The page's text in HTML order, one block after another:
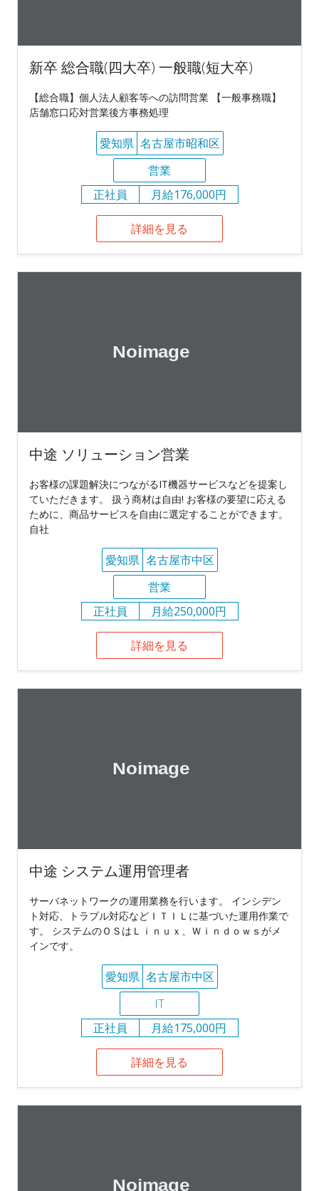
新卒 総合職(四大卒) 一般職(短大卒)
【総合職】個人法人顧客等への訪問営業 【一般事務職】
店舗窓口応対営業後方事務処理
愛知県 名古屋市昭和区
営業
正社員
月給176,000円
詳細を見る
中途 ソリューション営業
お客様の課題解決につながるIT機器サービスなどを提案し
ていただきます。 扱う商材は自由! お客様の要望に応える
ために、商品サービスを自由に選定することができます。
自社
愛知県 名古屋市中区
営業
正社員
月給250,000円
詳細を見る
中途 システム運用管理者
サーバネットワークの運用業務を行います。 インシデン
ト対応、トラブル対応などＩＴＩＬに基づいた運用作業で
す。 システムのＯＳはＬｉｎｕｘ、Ｗｉｎｄｏｗｓがメ
インです。
愛知県 名古屋市中区
IT
正社員
月給175,000円
詳細を見る